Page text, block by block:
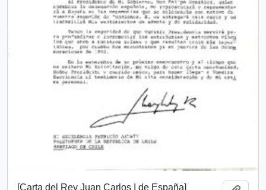
[Carta del Rey Juan Carlos I de España]